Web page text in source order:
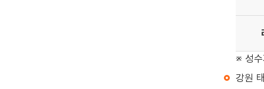
※ 성
강원